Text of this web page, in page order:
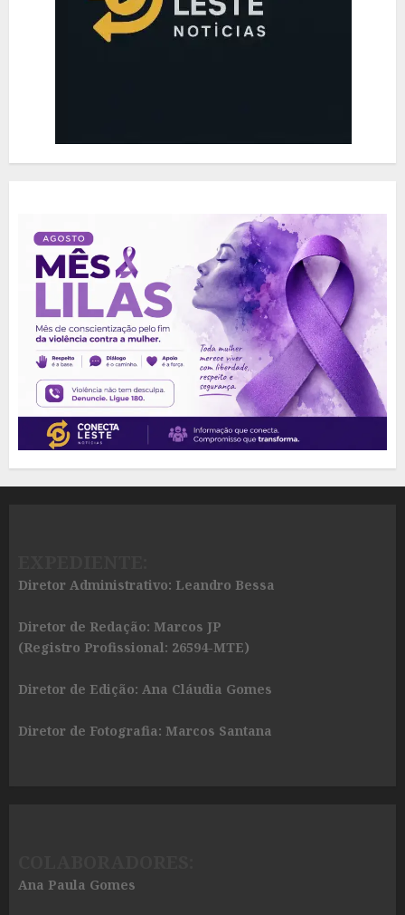
Diretor Administrativo: Leandro Bessa
Diretor de Redação: Marcos JP
(Registro Profissional: 26594-MTE)
Diretor de Edição: Ana Cláudia Gomes
Diretor de Fotografia: Marcos Santana
Ana Paula Gomes